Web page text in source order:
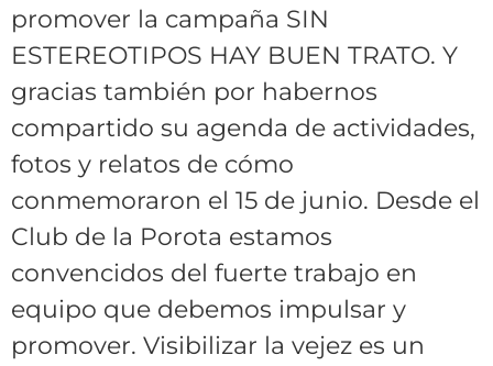
promover la campaña SIN
ESTEREOTIPOS HAY BUEN TRATO. Y
gracias también por habernos
compartido su agenda de actividades,
fotos y relatos de cómo
conmemoraron el 15 de junio. Desde el
Club de la Porota estamos
convencidos del fuerte trabajo en
equipo que debemos impulsar y
promover. Visibilizar la vejez es un